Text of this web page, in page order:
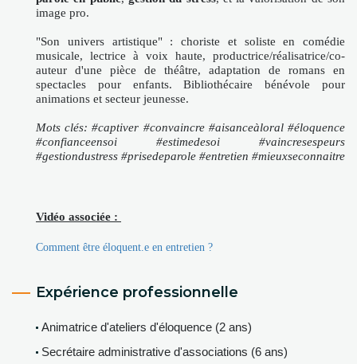
image pro.
"Son univers artistique" : choriste et soliste en comédie
musicale, lectrice à voix haute, productrice/réalisatrice/co-
auteur d'une pièce de théâtre, adaptation de romans en
spectacles pour enfants. Bibliothécaire bénévole pour
animations et secteur jeunesse.
Mots clés: #captiver #convaincre #aisanceàloral #éloquence
#confianceensoi #estimedesoi #vaincresespeurs
#gestiondustress #prisedeparole #entretien #mieuxseconnaitre
Vidéo associée :
Comment être éloquent.e en entretien ?
Expérience professionnelle
Animatrice d'ateliers d'éloquence (2 ans)
Secrétaire administrative d'associations (6 ans)